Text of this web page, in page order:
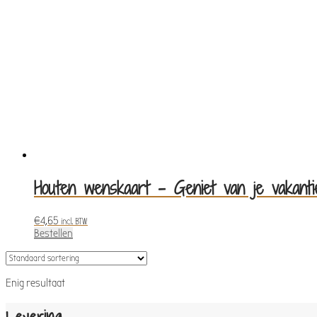
Houten wenskaart – Geniet van je
€4,65 incl. BTW
Bestellen
Enig resultaat